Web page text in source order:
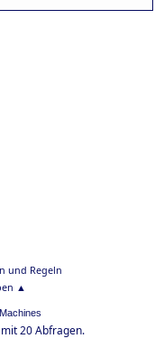
und Regeln
▲
20 Abfragen.